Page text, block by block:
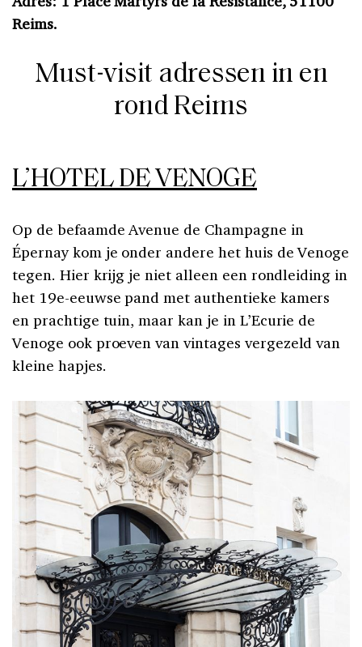
Reims.
Must-visit adressen in en
rond Reims
L’HOTEL DE VENOGE
Op de befaamde Avenue de Champagne in
Épernay kom je onder andere het huis de Venoge
tegen. Hier krijg je niet alleen een rondleiding in
het 19e-eeuwse pand met authentieke kamers
en prachtige tuin, maar kan je in L’Ecurie de
Venoge ook proeven van vintages vergezeld van
kleine hapjes.